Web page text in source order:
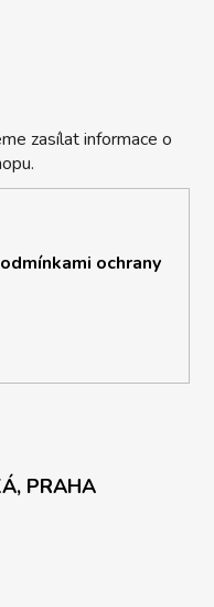
zasílat informace o
ochrany
PRAHA